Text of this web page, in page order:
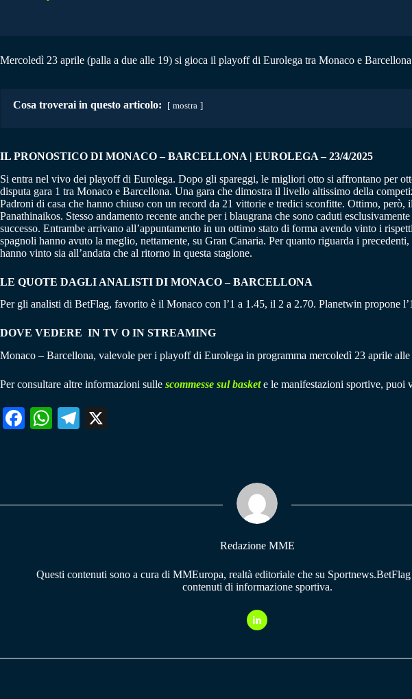
Mercoledì 23 aprile (palla a due alle 19) si gioca il playoff di Eurolega tra Monaco e
Cosa troverai in questo articolo: mostra
IL PRONOSTICO DI MONACO – BARCELLONA | EUROLEGA – 23/4/2025
Si entra nel vivo dei playoff di Eurolega. Dopo gli spareggi, le migliori otto si affrontano per
disputa gara 1 tra Monaco e Barcellona. Una gara che dimostra il livello altissimo della
Padroni di casa che hanno chiuso con un record da 21 vittorie e tredici sconfitte. Ottimo,
Panathinaikos. Stesso andamento recente anche per i blaugrana che sono caduti
successo. Entrambe arrivano all’appuntamento in un ottimo stato di forma avendo vinto i
spagnoli hanno avuto la meglio, nettamente, su Gran Canaria. Per quanto riguarda i
hanno vinto sia all’andata che al ritorno in questa stagione.
LE QUOTE DAGLI ANALISTI DI MONACO – BARCELLONA
Per gli analisti di BetFlag, favorito è il Monaco con l’1 a 1.45, il 2 a 2.70. Planetwin propone
DOVE VEDERE IN TV O IN STREAMING
Monaco – Barcellona, valevole per i playoff di Eurolega in programma mercoledì 23 aprile
Per consultare altre informazioni sulle scommesse sul baskete le manifestazioni sportive, puoi
Fa W
pp
Te
m
Redazione MME
Questi contenuti sono a cura di MMEuropa, realtà editoriale che su
contenuti di informazione sportiva.